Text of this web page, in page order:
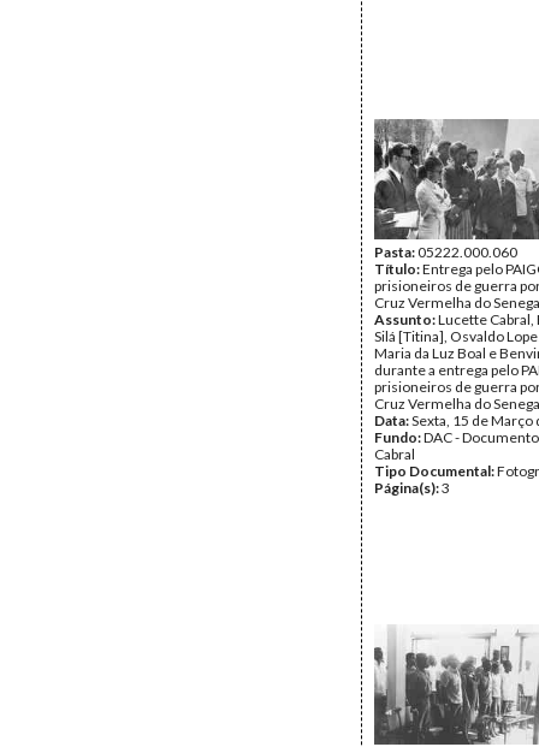
Pasta:05222.000.060
Título:Entrega pelo
prisioneiros de guerra
Cruz Vermelha do
Assunto:Lucette Cabral,
Silá [Titina], Osvaldo
Maria da Luz Boal e
durante a entrega pelo
prisioneiros de guerra
Cruz Vermelha do
Data:Sexta, 15 de Março
Fundo:DAC -
Cabral
Tipo Documental:
Página(s):3